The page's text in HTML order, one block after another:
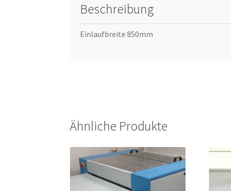
Beschreibung
Einlaufbreite 850mm
Ähnliche Produkte